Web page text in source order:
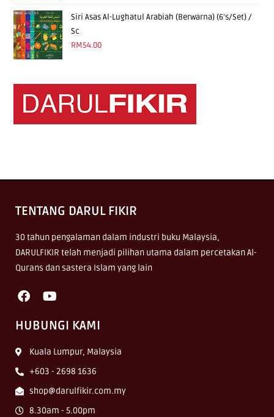
Siri Asas Al-Lughatul Arabiah (Berwarna) (6's/Set) /
Sc
RM54.00
TENTANG DARUL FIKIR
30 tahun pengalaman dalam industri buku Malaysia,
DARULFIKIR telah menjadi pilihan utama dalam percetakan Al-
Qurans dan sastera Islam yang lain
HUBUNGI KAMI
Kuala Lumpur, Malaysia
+603 - 2698 1636
shop@darulfikir.com.my
8.30am - 5.00pm